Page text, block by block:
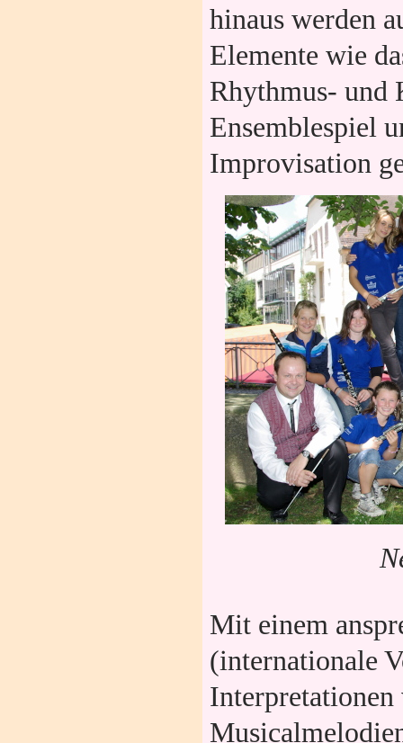
hinaus werden
Elemente wie
Rhythmus- und
Ensemblespiel
Improvisation
Mit einem
(internationale
Interpretationen